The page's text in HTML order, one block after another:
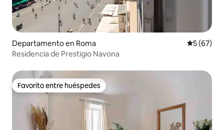
Departamento en Roma
5 (67)
Residencia de Prestigio Navona
Favorito entre huéspedes
Favorito entre huéspedes